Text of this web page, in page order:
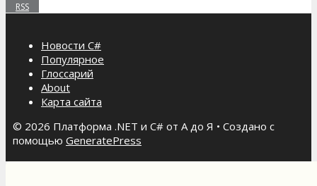
RSS
Новости C#
Популярное
Глоссарий
About
Карта сайта
© 2026 Платформа .NET и C# от А до Я • Создано с
помощью GeneratePress